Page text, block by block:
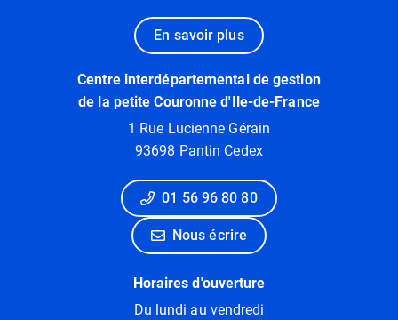
En savoir plus
Centre interdépartemental de gestion
de la petite Couronne d'Ile-de-France
1 Rue Lucienne Gérain
93698 Pantin Cedex
01 56 96 80 80
Nous écrire
Horaires d'ouverture
Du lundi au vendredi